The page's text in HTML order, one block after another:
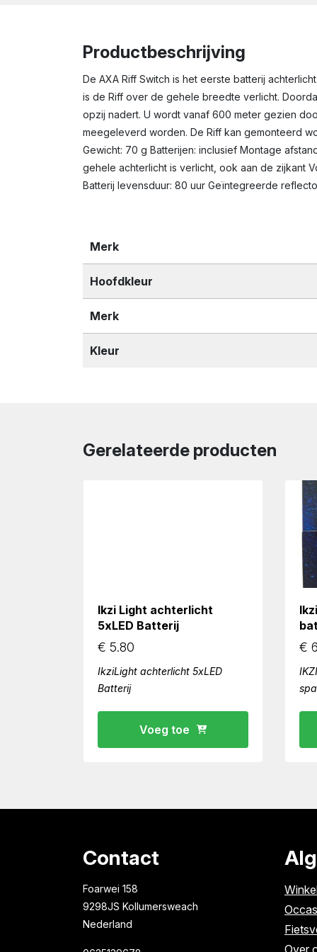
Productbeschrijving
De AXA Riff Switch is het eerste batterij
is de Riff over de gehele breedte verlicht.
opzij nadert. U wordt vanaf 600 meter gezien
meegeleverd worden. De Riff kan gemonteerd
Gewicht: 70 g Batterijen: inclusief Montage
gehele achterlicht is verlicht, ook aan de zijkant
Batterij levensduur: 80 uur Geïntegreerde
Merk
Hoofdkleur
Merk
Kleur
Gerelateerde producten
Ikzi Light achterlicht
5xLED Batterij
€ 5.80
IkziLight achterlicht 5xLED
Batterij
Voeg toe
€
Contact
Foarwei 158
9298JS Kollumersweach
Nederland